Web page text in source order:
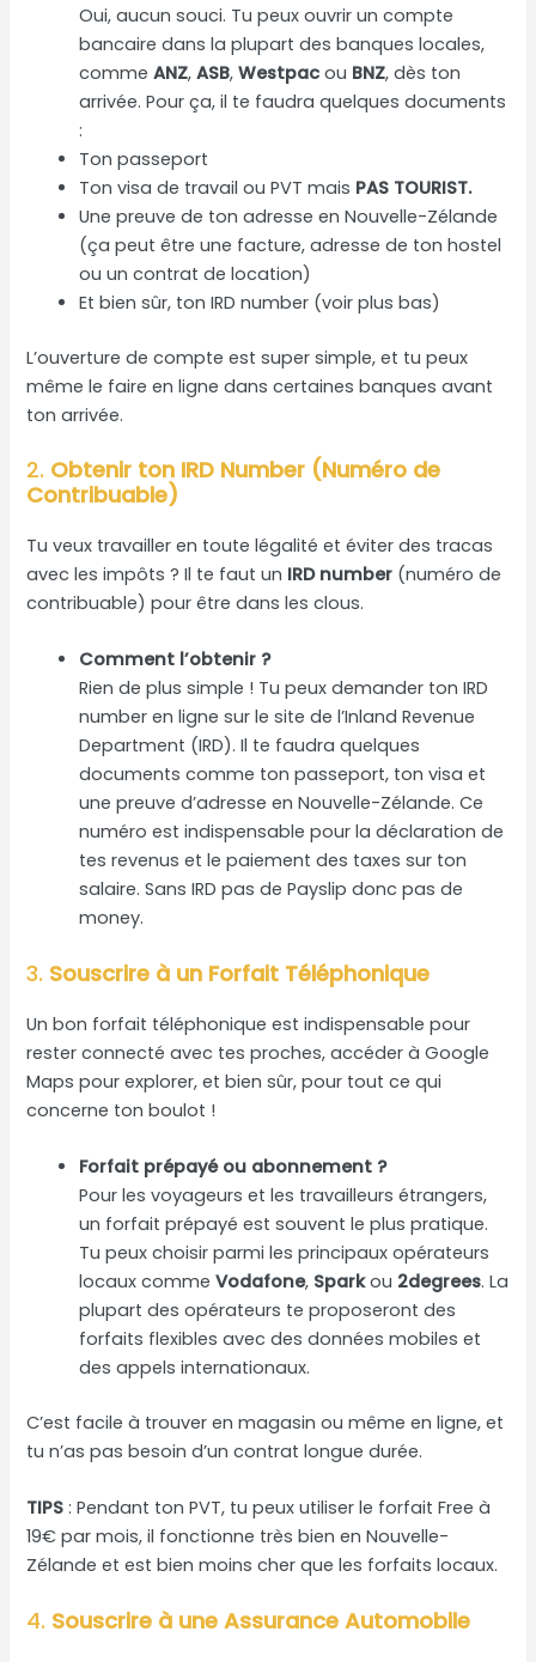
Oui, aucun souci. Tu peux ouvrir un compte
bancaire dans la plupart des banques locales,
commeANZ,ASB,Westpac ou BNZ, dès ton
arrivée. Pour ça, il te faudra quelques documents
:
Ton passeport
Ton visa de travail ou PVT mais PAS TOURIST.
Une preuve de ton adresse en Nouvelle-Zélande
(ça peut être une facture, adresse de ton hostel
ou un contrat de location)
Et bien sûr, ton IRD number (voir plus bas)
L’ouverture de compte est super simple, et tu peux
même le faire en ligne dans certaines banques avant
ton arrivée.
2. Obtenir ton IRD Number (Numéro de
Contribuable)
Tu veux travailler en toute légalité et éviter des tracas
avec les impôts ? Il te faut un IRD number (numéro de
contribuable) pour être dans les clous.
Comment l’obtenir ?
Rien de plus simple ! Tu peux demander ton IRD
number en ligne sur le site de l’Inland Revenue
Department (IRD). Il te faudra quelques
documents comme ton passeport, ton visa et
une preuve d’adresse en Nouvelle-Zélande. Ce
numéro est indispensable pour la déclaration de
tes revenus et le paiement des taxes sur ton
salaire. Sans IRD pas de Payslip donc pas de
money.
3. Souscrire à un Forfait Téléphonique
Un bon forfait téléphonique est indispensable pour
rester connecté avec tes proches, accéder à Google
Maps pour explorer, et bien sûr, pour tout ce qui
concerne ton boulot !
Forfait prépayé ou abonnement ?
Pour les voyageurs et les travailleurs étrangers,
un forfait prépayé est souvent le plus pratique.
Tu peux choisir parmi les principaux opérateurs
locaux commeVodafone, Sparkou 2degrees. La
plupart des opérateurs te proposeront des
forfaits flexibles avec des données mobiles et
des appels internationaux.
C’est facile à trouver en magasin ou même en ligne, et
tu n’as pas besoin d’un contrat longue durée.
TIPS : Pendant ton PVT, tu peux utiliser le forfait Free à
19€ par mois, il fonctionne très bien en Nouvelle-
Zélande et est bien moins cher que les forfaits locaux.
4. Souscrire à une Assurance Automobile